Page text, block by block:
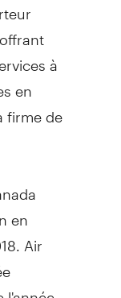
à
en
firme de
en
Air